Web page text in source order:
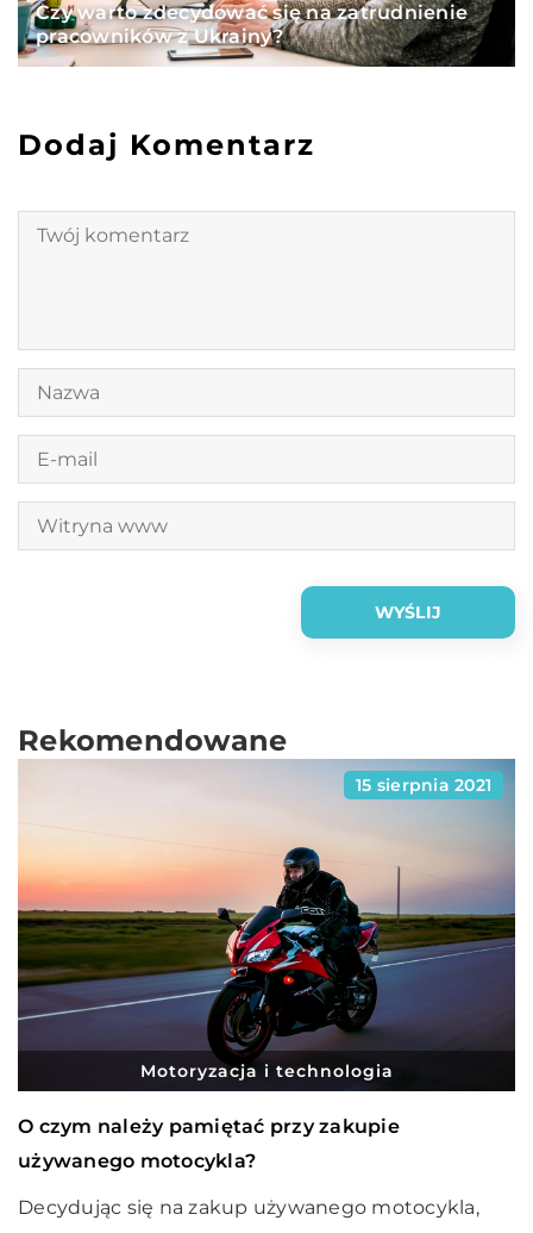
Czy warto zdecydować się na zatrudnienie
pracowników z Ukrainy?
Dodaj Komentarz
Rekomendowane
15 sierpnia 2021
Motoryzacja i technologia
O czym należy pamiętać przy zakupie
używanego motocykla?
Decydując się na zakup używanego motocykla,